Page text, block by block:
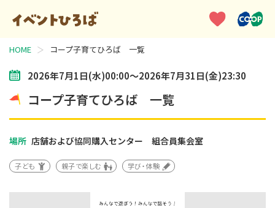
HOME コープ子育てひろば 一覧
2026年7月1日(水)00:00～2026年7月31日(金)23:30
コープ子育てひろば 一覧
場所 店舗および協同購入センター 組合員集会室
子ども 親子で楽しむ 学び・体験